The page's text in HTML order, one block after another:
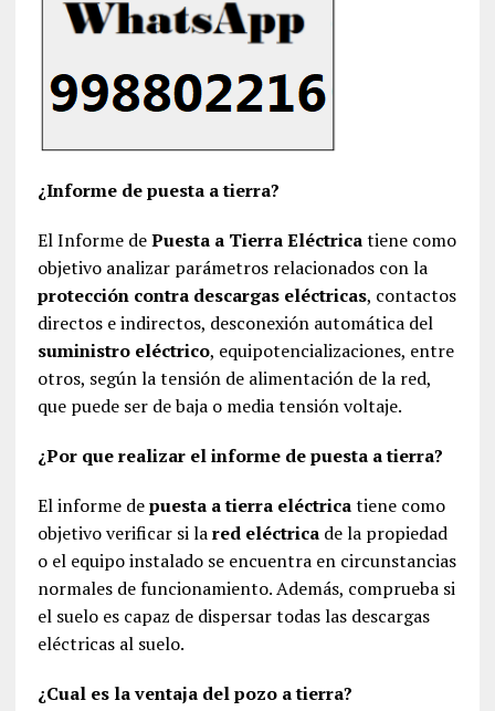
¿Informe de puesta a tierra?
El Informe dePuesta a Tierra Eléctricatiene como
objetivo analizar parámetros relacionados con la
protección contra descargas eléctricas, contactos
directos e indirectos, desconexión automática del
suministro eléctrico, equipotencializaciones, entre
otros, según la tensión de alimentación de la red,
que puede ser de baja o media tensión voltaje.
¿Por que realizar el informe de puesta a tierra?
El informe depuesta a tierra eléctricatiene como
objetivo verificar si lared eléctricade la propiedad
o el equipo instalado se encuentra en circunstancias
normales de funcionamiento. Además, comprueba si
el suelo es capaz de dispersar todas las descargas
eléctricas al suelo.
¿Cual es la ventaja del pozo a tierra?